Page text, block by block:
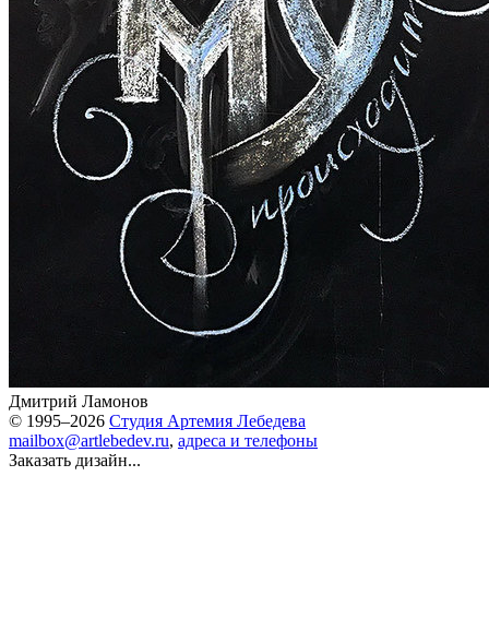
Дмитрий Ламонов
© 1995–2026 Студия Артемия Лебедева
mailbox@artlebedev.ru, адреса и телефоны
Заказать дизайн...